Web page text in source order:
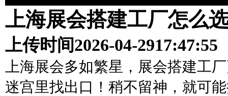
上海展会搭建工厂怎么
上传时间2026-04-2917:47:55
上海展会多如繁星，展会搭建工
迷宫里找出口！稍不留神，就可